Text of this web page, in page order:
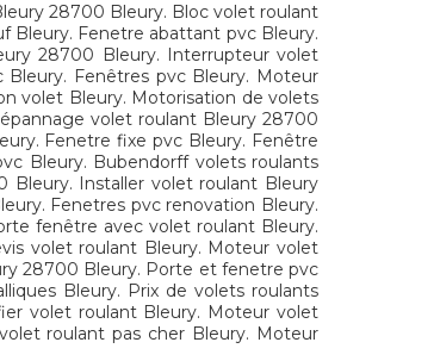
28700 Bleury. Bloc volet roulant
Bleury. Fenetre abattant pvc Bleury.
28700 Bleury. Interrupteur volet
Fenêtres pvc Bleury. Moteur
volet Bleury. Motorisation de volets
volet roulant Bleury 28700
Fenetre fixe pvc Bleury. Fenêtre
Bleury. Bubendorff volets roulants
Bleury. Installer volet roulant Bleury
Fenetres pvc renovation Bleury.
fenêtre avec volet roulant Bleury.
volet roulant Bleury. Moteur volet
28700 Bleury. Porte et fenetre pvc
Bleury. Prix de volets roulants
volet roulant Bleury. Moteur volet
roulant pas cher Bleury. Moteur